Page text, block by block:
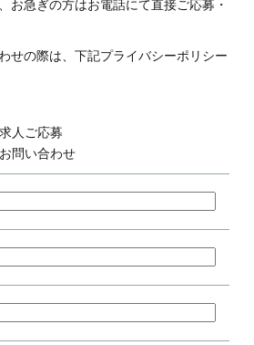
お急ぎの方はお電話にて直接ご応募・
せの際は、下記プライバシーポリシー
求人ご応募
お問い合わせ